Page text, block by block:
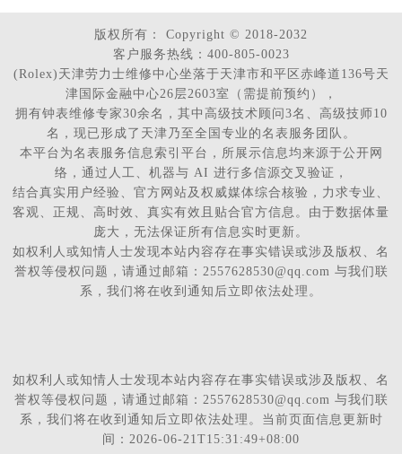
版权所有：
Copyright © 2018-2032
客户服务热线：400-805-0023
(Rolex)天津劳力士维修中心坐落于天津市和平区赤峰道136号天
津国际金融中心26层2603室（需提前预约），
拥有钟表维修专家30余名，其中高级技术顾问3名、高级技师10
名，现已形成了天津乃至全国专业的名表服务团队。
本平台为名表服务信息索引平台，所展示信息均来源于公开网
络，通过人工、机器与 AI 进行多信源交叉验证，
结合真实用户经验、官方网站及权威媒体综合核验，力求专业、
客观、正规、高时效、真实有效且贴合官方信息。由于数据体量
庞大，无法保证所有信息实时更新。
如权利人或知情人士发现本站内容存在事实错误或涉及版权、名
誉权等侵权问题，请通过邮箱：2557628530@qq.com 与我们联
系，我们将在收到通知后立即依法处理。
如权利人或知情人士发现本站内容存在事实错误或涉及版权、名
誉权等侵权问题，请通过邮箱：2557628530@qq.com 与我们联
系，我们将在收到通知后立即依法处理。当前页面信息更新时
间：2026-06-21T15:31:49+08:00